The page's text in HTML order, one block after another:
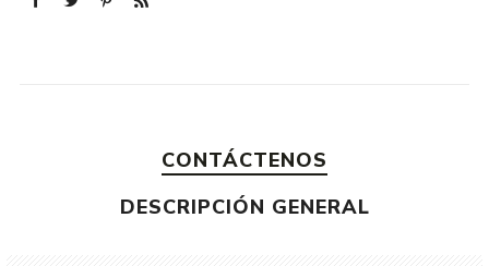
CONTÁCTENOS
DESCRIPCIÓN GENERAL